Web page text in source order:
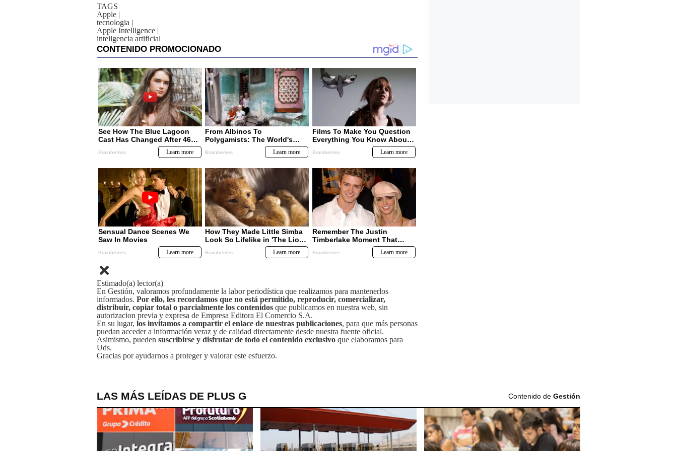
TAGS
Apple |
tecnologia |
Apple Intelligence |
inteligencia artificial
Estimado(a) lector(a)
En Gestión, valoramos profundamente la labor periodística que realizamos para mantenerlos
informados. Por ello, les recordamos que no está permitido, reproducir, comercializar,
distribuir, copiar total o parcialmente los contenidos que publicamos en nuestra web, sin
autorizacion previa y expresa de Empresa Editora El Comercio S.A.
En su lugar, los invitamos a compartir el enlace de nuestras publicaciones, para que más personas
puedan acceder a información veraz y de calidad directamente desde nuestra fuente oficial.
Asimismo, pueden suscribirse y disfrutar de todo el contenido exclusivo que elaboramos para
Uds.
Gracias por ayudarnos a proteger y valorar este esfuerzo.
LAS MÁS LEÍDAS DE PLUS G Contenido de Gestión